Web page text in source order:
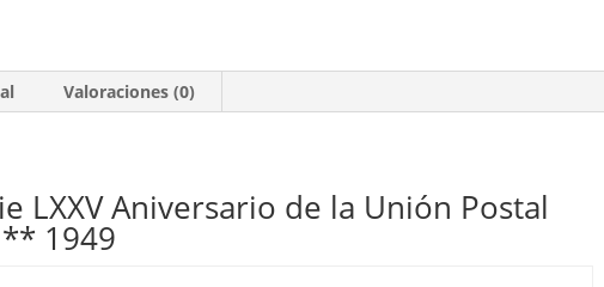
Valoraciones (0)
LXXV Aniversario de la Unión Postal
1949